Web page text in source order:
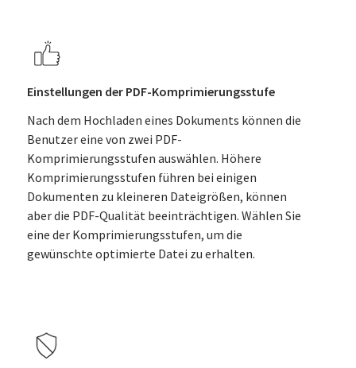
Einstellungen der PDF-Komprimierungsstufe
Nach dem Hochladen eines Dokuments können die
Benutzer eine von zwei PDF-
Komprimierungsstufen auswählen. Höhere
Komprimierungsstufen führen bei einigen
Dokumenten zu kleineren Dateigrößen, können
aber die PDF-Qualität beeinträchtigen. Wählen Sie
eine der Komprimierungsstufen, um die
gewünschte optimierte Datei zu erhalten.